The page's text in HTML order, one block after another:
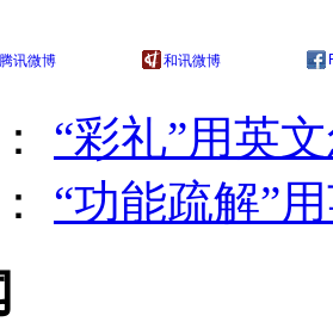
腾讯微博 和讯微博
“彩礼”用英
“功能疏解”